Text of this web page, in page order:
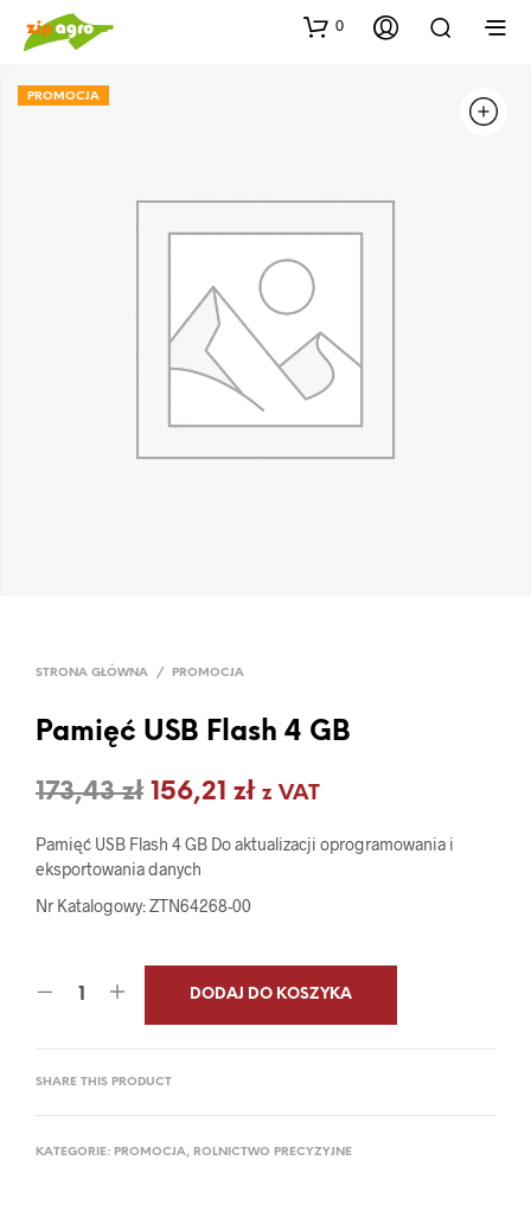
0
PROMOCJA
STRONA GŁÓWNA / PROMOCJA
Pamięć USB Flash 4 GB
173,43zł Pierwotna
cena
wynosiła:
173,43 zł.
156,21 złAktualna
cena
z VAT
Pamięć USB Flash 4 GB Do aktualizacji oprogramowania i
eksportowania danych
Nr Katalogowy: ZTN64268-00
DODAJ DO KOSZYKA
SHARE THIS PRODUCT
KATEGORIE: PROMOCJA, ROLNICTWO PRECYZYJNE